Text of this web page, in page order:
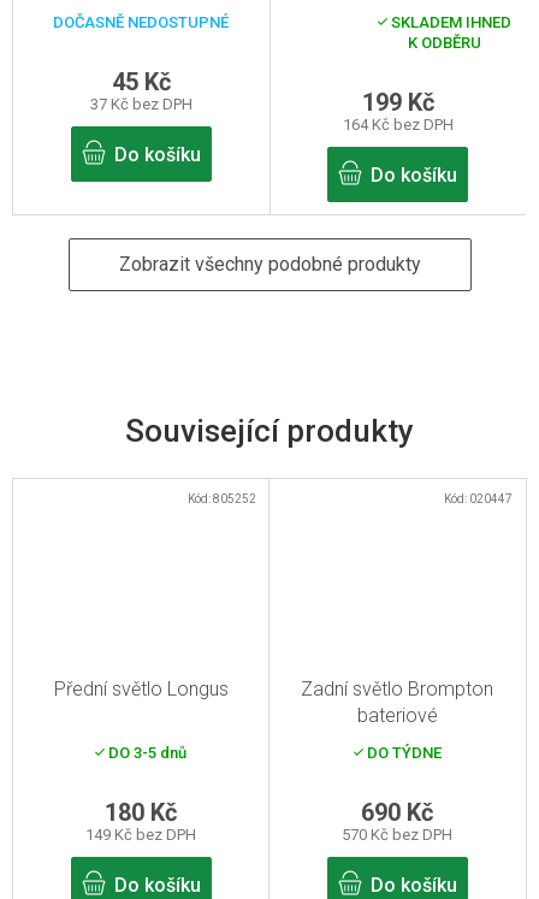
Související produkty
Přední světlo Longus
DO 3-5 dnů
149 Kč bez DPH
180 Kč
Do košíku
Kód:805252
Zadní světlo Brompton
bateriové
DO TÝDNE
570 Kč bez DPH
690 Kč
Do košíku
Kód: 020447
DOČASNĚ NEDOSTUPNÉ
37 Kč bez DPH
45 Kč
Do košíku
hvězdiček.
SKLADEM IHNED
K ODBĚRU
164 Kč bez DPH
199 Kč
Do košíku
Zobrazit všechny podobné produkty